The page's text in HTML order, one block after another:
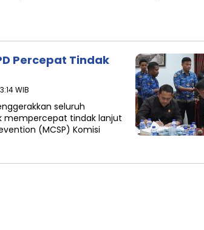
Percepat Tindak
WIB
seluruh
mempercepat tindak lanjut
(MCSP) Komisi